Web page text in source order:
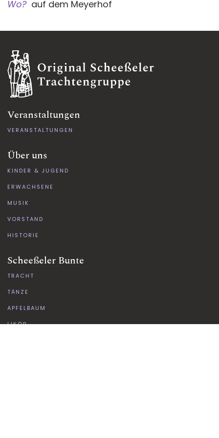
Wo? auf dem Meyerhof
Veranstaltungen
VERANSTALTUNGEN
Über uns
KINDER & JUGEND
ERWACHSENE
MUSIK
VORSTAND
HISTORIE
Scheeßeler Bunte
TRACHT
TÄNZE
APFELBAUM
LIKÖR